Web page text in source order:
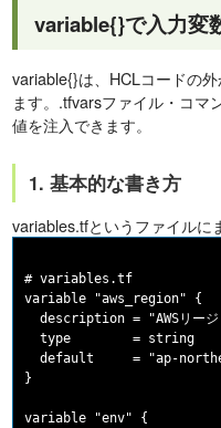
variable{}で入力変
variable{}は、HCLコードの
ます。.tfvarsファイル・コマ
値を注入できます。
1. 基本的な書き方
variables.tfというファイルに
# variables.tf
variable "aws_region" {
description = "AWSリージ
  type        = string
default     = "ap-
}
variable "env" {